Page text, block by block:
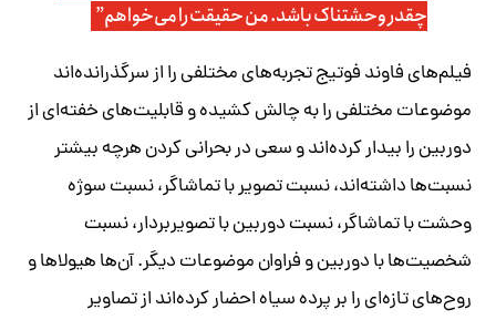
چقدر وحشتناک باشد. من حقیقت را می‌خواهم”
فیلم‌های فاوند فوتیج تجربه‌های مختلفی را از سرگذرانده‌اند
موضوعات مختلفی را به چالش کشیده و قابلیت‌های خفته‌ای از
دوربین را بیدار کرده‌اند و سعی در بحرانی کردن هرچه بیشتر
نسبت‌ها داشته‌اند، نسبت تصویر با تماشاگر، نسبت سوژه
وحشت با تماشاگر، نسبت دوربین با تصویربردار، نسبت
شخصیت‌ها با دوربین و فراوان موضوعات دیگر. آن‌ها هیولاها و
روح‌های تازه‌ای را بر پرده سیاه احضار کرده‌اند از تصاویر